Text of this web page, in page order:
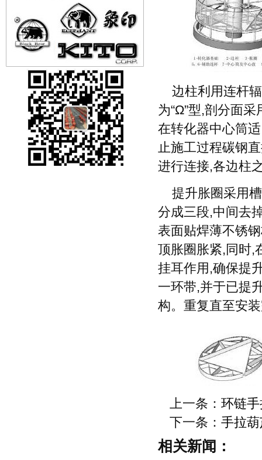
边柱利用连杆
为“Ω”型,剖分面
在转化器中心筒
止施工过程碳钢
进行连接,各边柱
提升胀圈采用
分成三段,中间去
表面贴焊薄不锈
顶胀圈胀紧,同时,
挂耳作用,确保提
一环带,并于已提
构。重复直至安
上一条： 环链
下一条： 手拉
相关新闻：